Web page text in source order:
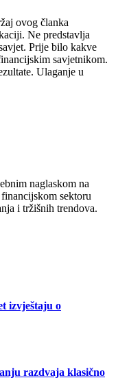
ovog članka
Ne predstavlja
Prije bilo kakve
savjetnikom.
Ulaganje u
naglaskom na
sektoru
i tržišnih trendova.
izvještaju o
razdvaja klasično